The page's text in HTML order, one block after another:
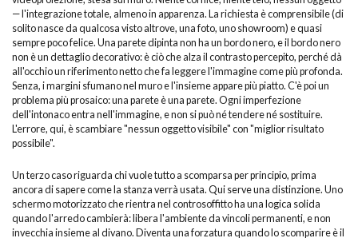
— l'integrazione totale, almeno in apparenza. La richiesta è comprensibile (di
solito nasce da qualcosa visto altrove, una foto, uno showroom) e quasi
sempre poco felice. Una parete dipinta non ha un bordo nero, e il bordo nero
non è un dettaglio decorativo: è ciò che alza il contrasto percepito, perché dà
all'occhio un riferimento netto che fa leggere l'immagine come più profonda.
Senza, i margini sfumano nel muro e l'insieme appare più piatto. C'è poi un
problema più prosaico: una parete è una parete. Ogni imperfezione
dell'intonaco entra nell'immagine, e non si può né tendere né sostituire.
L'errore, qui, è scambiare "nessun oggetto visibile" con "miglior risultato
possibile".
Un terzo caso riguarda chi vuole tutto a scomparsa per principio, prima
ancora di sapere come la stanza verrà usata. Qui serve una distinzione. Uno
schermo motorizzato che rientra nel controsoffitto ha una logica solida
quando l'arredo cambierà: libera l'ambiente da vincoli permanenti, e non
invecchia insieme al divano. Diventa una forzatura quando lo scomparire è il